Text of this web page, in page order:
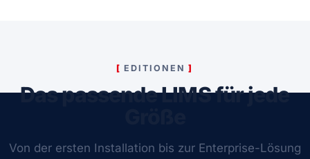
EDITIONEN
Das passende LIMS für jede
Von der ersten Installation bis zur Enterprise-Lösung